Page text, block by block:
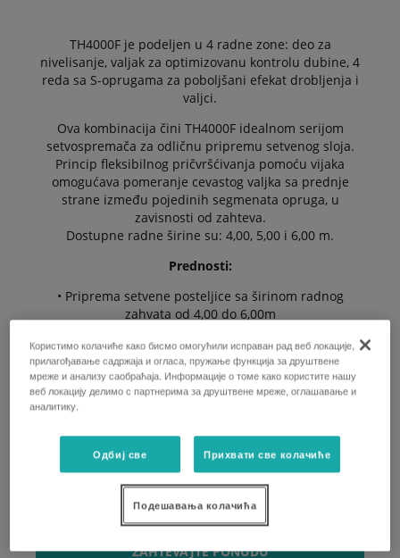
TH4000F je podeljen u 4 radne zone: deo za
nivelisanje, valjak za optimizovanu kontrolu dubine, 4
reda sa S-oprugama za poboljšani efekat drobljenja i
valjci.
Ova kombinacija čini TH4000F idealnom serijom
setvospremača za odličnu pripremu setvenog sloja.
Princip fleksibilnog pričvršćivanja pomoću vijaka
omogućava pomeranje cevastog valjka sa prednje
strane između pojedinih segmenata opruga, u
zavisnosti od zahteva.
Dostupne radne širine su: 4,00, 5,00 i 6,00 m.
Prednosti:
• Priprema setvene posteljice sa širinom radnog
zahvata od 4,00 do 6,00m
• Idealno za pripremu zemljišta za šećernu repu,
krompir i povrće.
• Precizna kontrola dubine
stepeni
• Ram se sastoji od 3 segmenta za idealno
prilagođavanje zemljištu
ZAHTEVAJTE PONUDU
Користимо колачиће како бисмо омогућили исправан рад веб локације,
прилагођавање садржаја и огласа, пружање функција за друштвене
мреже и анализу саобраћаја. Информације о томе како користите нашу
веб локацију делимо с партнерима за друштвене мреже, оглашавање и
аналитику.
Одбиј све Прихвати све колачиће
Подешавања колачића